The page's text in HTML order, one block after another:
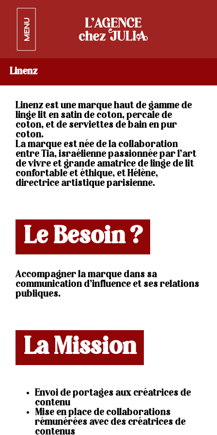
MENU
Linenz
Linenz est une marque haut de gamme de
linge lit en satin de coton, percale de
coton, et de serviettes de bain en pur
coton.
La marque est née de la collaboration
entre Tia, israélienne passionnée par l’art
de vivre et grande amatrice de linge de lit
confortable et éthique, et Hélène,
directrice artistique parisienne.
Le Besoin ?
Accompagner la marque dans sa
communication d’influence et ses relations
publiques.
La Mission
Envoi de portages aux créatrices de
contenu
Mise en place de collaborations
rémunérées avec des créatrices de
contenus